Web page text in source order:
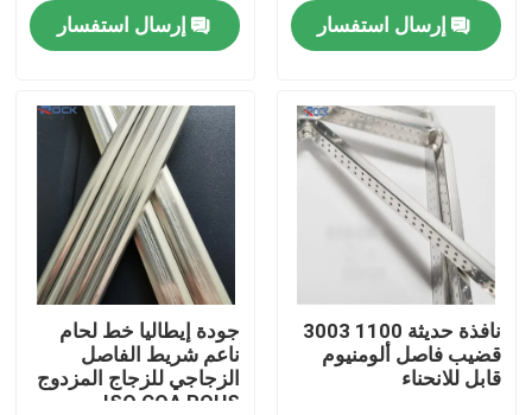
اطلب اقتباس
شريط فاصل الحافة الدافئة
بار بوتيل فاصل
نوافذ الجورجية بار
مانع تسرب الزجاج المعزول
لوحدات الزجاج المزدوج
إرسال استفسار إرسال استفسار
نافذة حديثة 1100 3003
قضيب فاصل ألومنيوم
قابل للانحناء
جودة إيطاليا خط لحام
ناعم شريط الفاصل
الزجاجي للزجاج المزدوج
ISO COA ROHS